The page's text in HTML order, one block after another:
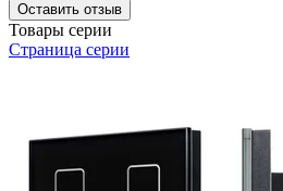
Оставить отзыв
Товары серии
Страница серии